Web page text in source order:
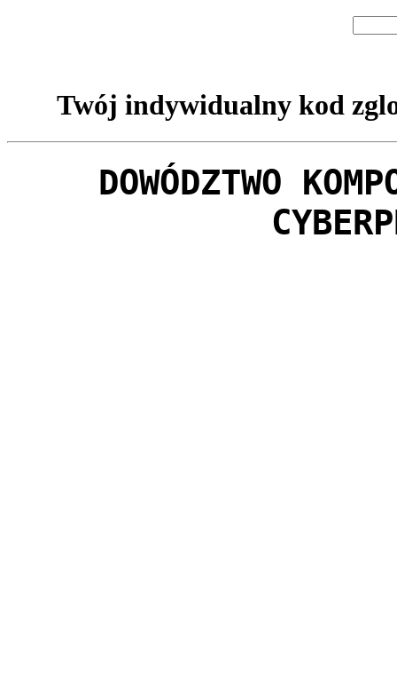
Twój indywidualny kod
DOWÓDZTWO